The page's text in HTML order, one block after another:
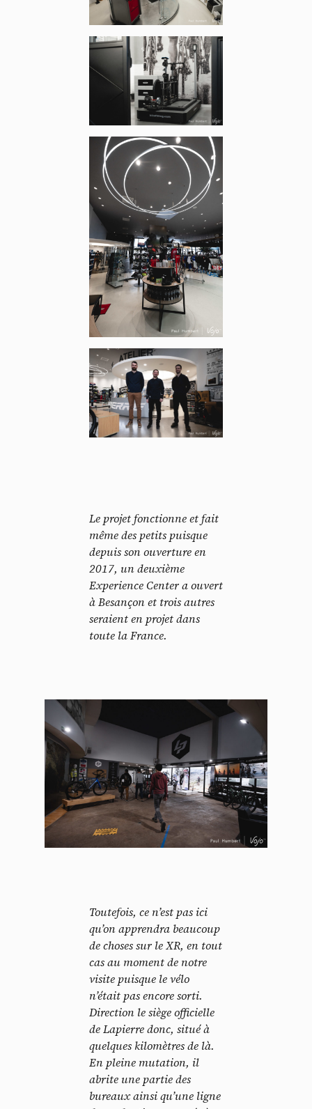
Le projet fonctionne et fait
même des petits puisque
depuis son ouverture en
2017, un deuxième
Experience Center a ouvert
à Besançon et trois autres
seraient en projet dans
toute la France.
Toutefois, ce n’est pas ici
qu’on apprendra beaucoup
de choses sur le XR, en tout
cas au moment de notre
visite puisque le vélo
n’était pas encore sorti.
Direction le siège officielle
de Lapierre donc, situé à
quelques kilomètres de là.
En pleine mutation, il
abrite une partie des
bureaux ainsi qu’une ligne